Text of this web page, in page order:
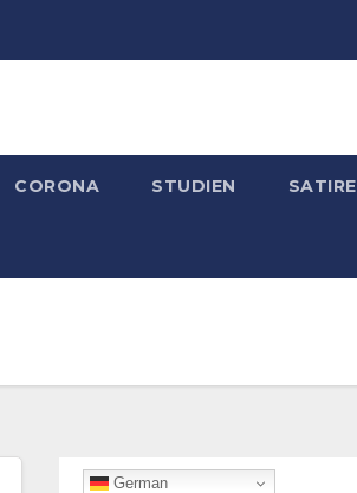
CORONA STUDIEN SATIRE
German